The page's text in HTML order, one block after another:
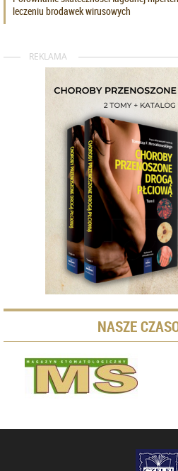
leczeniu brodawek wirusowych
REKLAMA
NASZE